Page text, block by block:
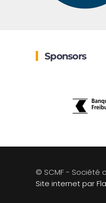
Sponsors
© SCMF - Société
Site internet par